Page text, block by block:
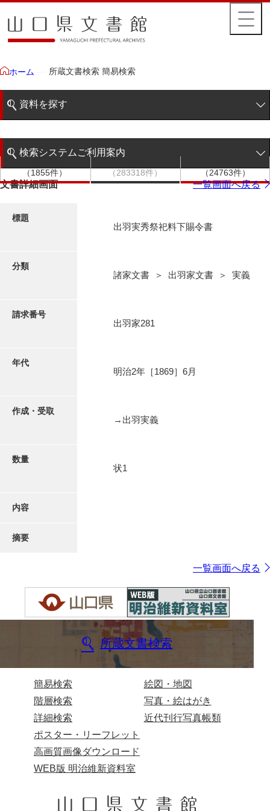
ホーム 所蔵文書検索 簡易検索
資料を探す
階層検索
写真・絵はがき
近代刊行写真帳類
検索システムご利用案内
検索システムの利用について
（1855件）
（283318件）
（24763件）
文書詳細画面 一覧画面へ戻る
標題
出羽実秀祭祀料下賜令書
分類
諸家文書 ＞ 出羽家文書 ＞ 実義
請求番号
出羽家281
年代
明治2年［1869］6月
作成・受取
→出羽実義
数量
状1
内容
摘要
一覧画面へ戻る
所蔵文書検索
簡易検索
階層検索
詳細検索
絵図・地図
写真・絵はがき
近代刊行写真帳類
ポスター・リーフレット
高画質画像ダウンロード
WEB版 明治維新資料室